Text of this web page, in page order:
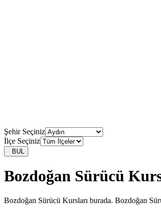
Şehir Seçiniz
İlçe Seçiniz
BUL
Bozdoğan Sürücü
Bozdoğan Sürücü Kursları burada. Bozdoğan